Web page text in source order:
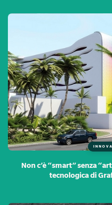
Non c’è “smart” senza
tecnologica di